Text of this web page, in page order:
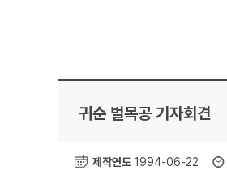
귀순 벌목공 기자회견
제작연도 1994-06-22